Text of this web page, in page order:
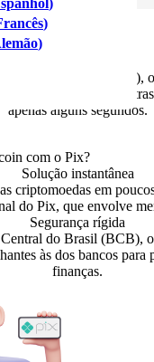
)
)
)com
Central do Brasil (BCB),
comprem Bitcoin e
apenas alguns segundos.
com o Pix?
Solução instantânea
criptomoedas em
do Pix, que envolve
Segurança rígida
do Brasil (BCB),
às dos bancos para
finanças.